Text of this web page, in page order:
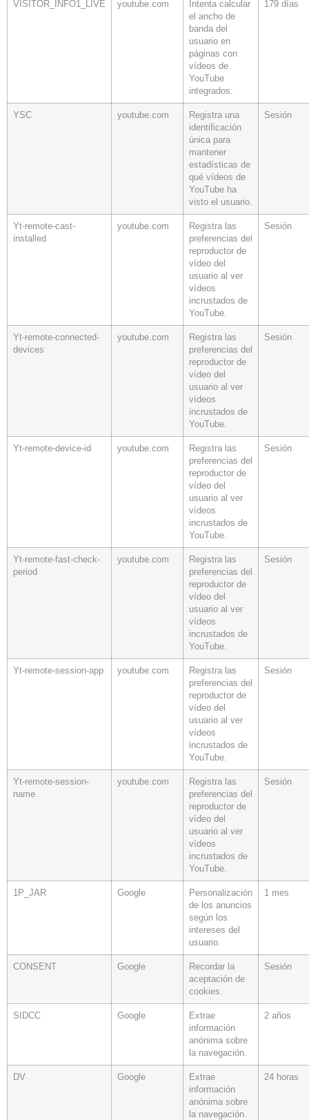
VISITOR_INFO1_LIVE youtube.com
Intenta calcular
el ancho de
banda del
usuario en
páginas con
vídeos de
YouTube
integrados.
179 días
YSC youtube.com
Registra una
identificación
única para
mantener
estadísticas de
qué vídeos de
YouTube ha
visto el usuario.
Sesión
Yt-remote-cast-
installed
youtube.com
Registra las
preferencias del
reproductor de
vídeo del
usuario al ver
vídeos
incrustados de
YouTube.
Sesión
Yt-remote-connected-
devices
youtube.com
Registra las
preferencias del
reproductor de
vídeo del
usuario al ver
vídeos
incrustados de
YouTube.
Sesión
Yt-remote-device-id youtube.com
Registra las
preferencias del
reproductor de
vídeo del
usuario al ver
vídeos
incrustados de
YouTube.
Sesión
Yt-remote-fast-check-
period
youtube.com
Registra las
preferencias del
reproductor de
vídeo del
usuario al ver
vídeos
incrustados de
YouTube.
Sesión
Yt-remote-session-app youtube.com
Registra las
preferencias del
reproductor de
vídeo del
usuario al ver
vídeos
incrustados de
YouTube.
Sesión
Yt-remote-session-
name
youtube.com
Registra las
preferencias del
reproductor de
vídeo del
usuario al ver
vídeos
incrustados de
YouTube.
Sesión
1P_JAR Google
Personalización
de los anuncios
según los
intereses del
usuario.
1 mes
CONSENT Google
Recordar la
aceptación de
cookies.
Sesión
SIDCC Google
Extrae
información
anónima sobre
la navegación.
2 años
DV Google
Extrae
información
anónima sobre
la navegación.
24 horas